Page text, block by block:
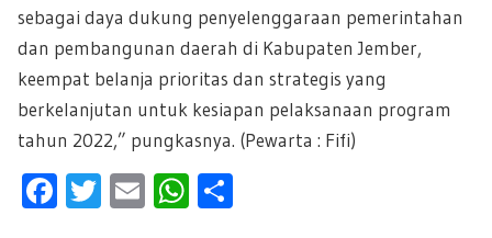
sebagai daya dukung penyelenggaraan pemerintahan
dan pembangunan daerah di Kabupaten Jember,
keempat belanja prioritas dan strategis yang
berkelanjutan untuk kesiapan pelaksanaan program
tahun 2022,” pungkasnya. (Pewarta : Fifi)
F
T
E
W